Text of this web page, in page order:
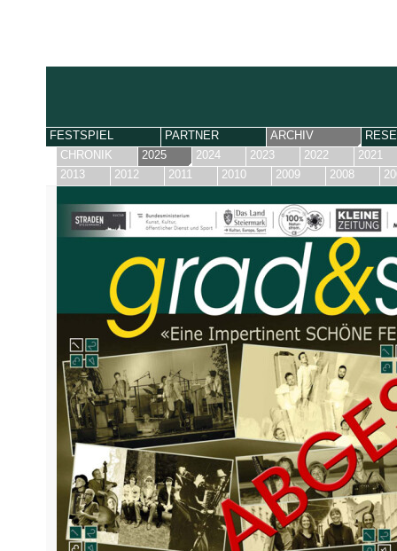
FESTSPIEL PARTNER ARCHIV
CHRONIK
2025 2024 2023 2022
2021
2013
2012 2011 2010 2009 2008